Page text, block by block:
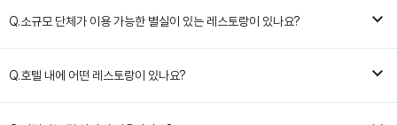
Q.소규모 단체가 이용 가능한 별실이 있는 레스토랑이 있나요?
Q.호텔 내에 어떤 레스토랑이 있나요?